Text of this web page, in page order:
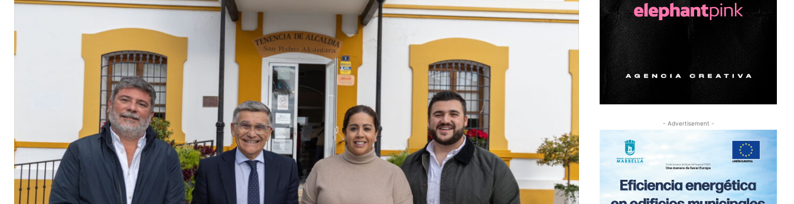
- Advertisement -